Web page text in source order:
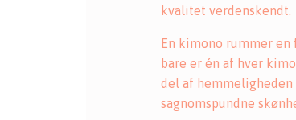
kvalitet verdenskendt.
En kimono rummer
bare er én af hver
del af hemmeligheden
sagnomspundne